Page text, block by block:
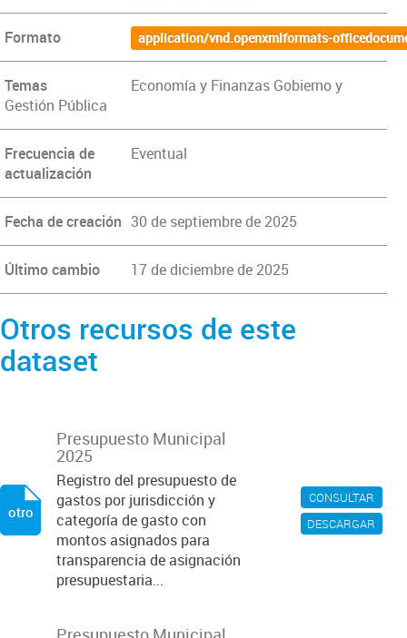
Formato application/vnd.openxmlformats-
Temas
Economía y Finanzas Gobierno y
Gestión Pública
Frecuencia de
actualización
Eventual
Fecha de creación 30 de septiembre de 2025
Último cambio 17 de diciembre de 2025
Otros recursos de este
dataset
CONSULTAR
DESCARGAR
Presupuesto Municipal
2025
Registro del presupuesto de
gastos por jurisdicción y
categoría de gasto con
montos asignados para
transparencia de asignación
presupuestaria...
otro